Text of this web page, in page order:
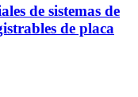
de sistemas de
de placa